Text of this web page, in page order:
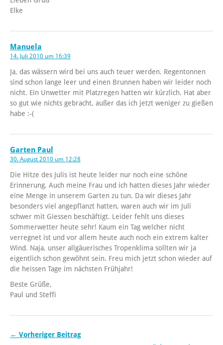
Elke
Manuela
14. Juli 2010 um 16:39
Ja, das wässern wird bei uns auch teuer werden. Regentonnen
sind schon lange leer und einen Brunnen haben wir leider noch
nicht. Ein Unwetter mit Platzregen hatten wir kürzlich. Hat aber
so gut wie nichts gebracht, außer das ich jetzt weniger zu gießen
habe :-(
Garten Paul
30. August 2010 um 12:28
Die Hitze des Julis ist heute leider nur noch eine schöne
Erinnerung. Auch meine Frau und ich hatten dieses Jahr wieder
eine Menge in unserem Garten zu tun. Da wir dieses Jahr
besonders viel angepflanzt hatten, waren auch wir im Juli
schwer mit Giessen beschäftigt. Leider fehlt uns dieses
Sommerwetter heute sehr! Kaum ein Tag welcher nicht
verregnet ist und vor allem heute auch noch ein extrem kalter
Wind. Naja, unser allgäuerisches Tropenklima sollten wir ja
eigentlich schon gewöhnt sein. Freu mich jetzt schon wieder auf
die heissen Tage im nächsten Frühjahr!
Beste Grüße,
Paul und Steffi
← Vorheriger Beitrag